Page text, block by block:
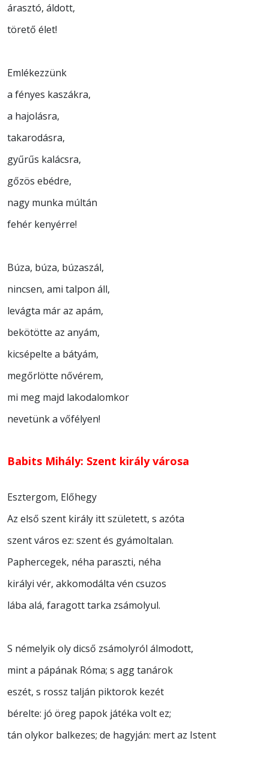
árasztó, áldott,
törető élet!
Emlékezzünk
a fényes kaszákra,
a hajolásra,
takarodásra,
gyűrűs kalácsra,
gőzös ebédre,
nagy munka múltán
fehér kenyérre!
Búza, búza, búzaszál,
nincsen, ami talpon áll,
levágta már az apám,
bekötötte az anyám,
kicsépelte a bátyám,
megőrlötte nővérem,
mi meg majd lakodalomkor
nevetünk a vőfélyen!
Babits Mihály: Szent király városa
Esztergom, Előhegy
Az első szent király itt született, s azóta
szent város ez: szent és gyámoltalan.
Paphercegek, néha paraszti, néha
királyi vér, akkomodálta vén csuzos
lába alá, faragott tarka zsámolyul.
S némelyik oly dicső zsámolyról álmodott,
mint a pápának Róma; s agg tanárok
eszét, s rossz talján piktorok kezét
bérelte: jó öreg papok játéka volt ez;
tán olykor balkezes; de hagyján: mert az Istent